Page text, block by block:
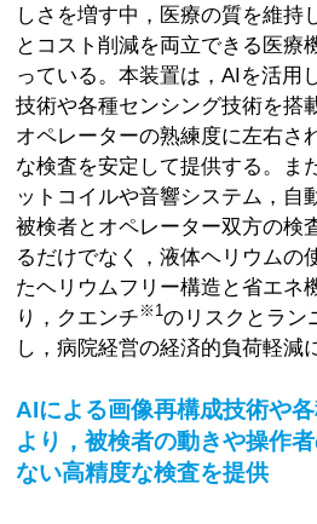
しさを増す中，医療の質を維持
とコスト削減を両立できる医療
っている。本装置は，AIを活用
技術や各種センシング技術を搭
オペレーターの熟練度に左右さ
な検査を安定して提供する。ま
ットコイルや音響システム，自
被検者とオペレーター双方の検
るだけでなく，液体ヘリウムの
たヘリウムフリー構造と省エネ
り，クエンチ ※1のリスクとラン
し，病院経営の経済的負荷軽減
AIによる画像再構成技術や
より，被検者の動きや操作
ない高精度な検査を提供